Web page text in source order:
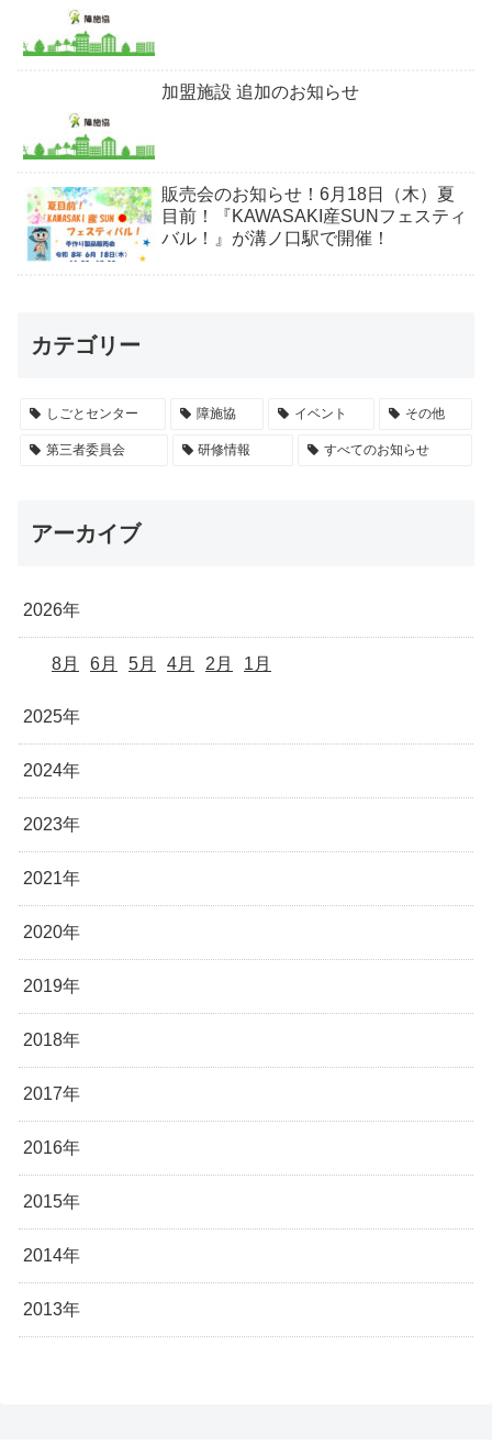
加盟施設 追加のお知らせ
販売会のお知らせ！6月18日（木）夏
目前！『KAWASAKI産SUNフェスティ
バル！』が溝ノ口駅で開催！
カテゴリー
しごとセンター 障施協 イベント その他
第三者委員会 研修情報 すべてのお知らせ
アーカイブ
2026年
8月 6月 5月 4月 2月 1月
2025年
2024年
2023年
2021年
2020年
2019年
2018年
2017年
2016年
2015年
2014年
2013年